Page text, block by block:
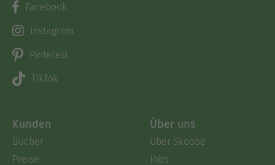
Facebook
Instagram
Pinterest
TikTok
Kunden
Bücher
Preise
Über uns
Über Skoobe
Jobs